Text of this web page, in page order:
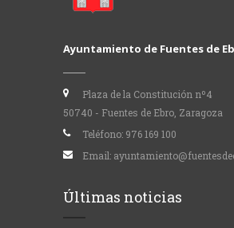
Ayuntamiento de Fuentes de
Plaza de la Constitución nº4
50740 - Fuentes de Ebro, Zaragoza
Teléfono: 976 169 100
Email:
Últimas noticias